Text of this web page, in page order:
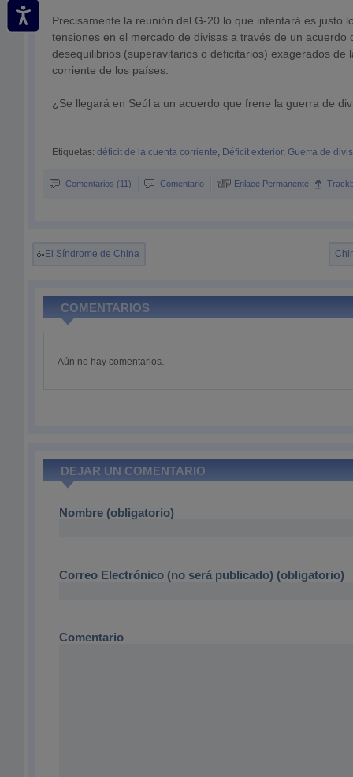
Precisamente la reunión del G-20 lo que intentará es justo
tensiones en el mercado de divisas a través de un acuerdo
desequilibrios (superavitarios o deficitarios) exagerados de
corriente de los países.
¿Se llegará en Seúl a un acuerdo que frene la guerra de
Etiquetas: déficit de la cuenta corriente, Déficit exterior, Guerra de
Comentarios (11) Comentario Enlace Permanente
El Síndrome de China
COMENTARIOS
Aún no hay comentarios.
DEJAR UN COMENTARIO
Nombre (obligatorio)
Correo Electrónico (no será publicado) (obligatorio)
Comentario